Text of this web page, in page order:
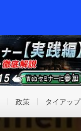
政策 タイアップ